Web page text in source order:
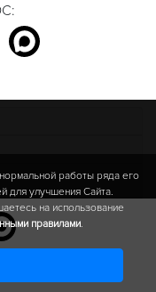
работы ряда его
для улучшения Сайта.
на использование
правилами.